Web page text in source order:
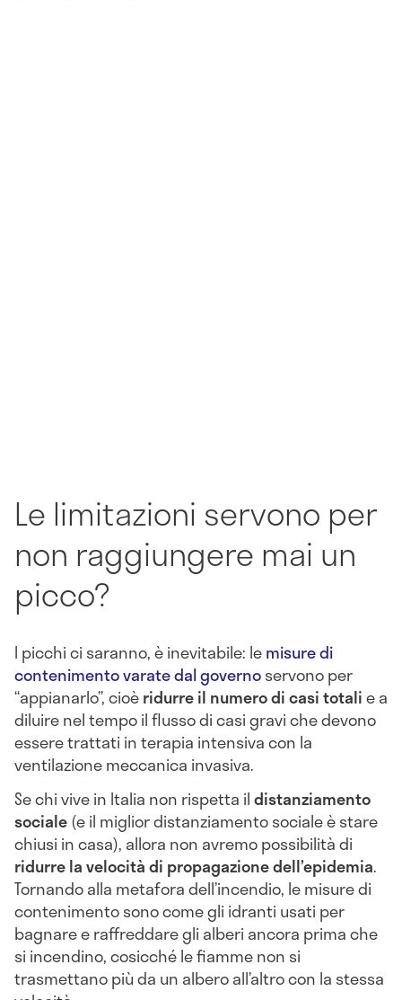
Le limitazioni servono per
non raggiungere mai un
picco?
I picchi ci saranno, è inevitabile: lemisure di
contenimento varate dal governoservono per
“appianarlo”, cioèridurre il numero di casi totalie a
diluire nel tempo il flusso di casi gravi che devono
essere trattati in terapia intensiva con la
ventilazione meccanica invasiva.
Se chi vive in Italia non rispetta ildistanziamento
sociale(e il miglior distanziamento sociale è stare
chiusi in casa), allora non avremo possibilità di
ridurre la velocità di propagazione dell’epidemia.
Tornando alla metafora dell’incendio, le misure di
contenimento sono come gli idranti usati per
bagnare e raffreddare gli alberi ancora prima che
si incendino, cosicché le fiamme non si
trasmettano più da un albero all’altro con la stessa